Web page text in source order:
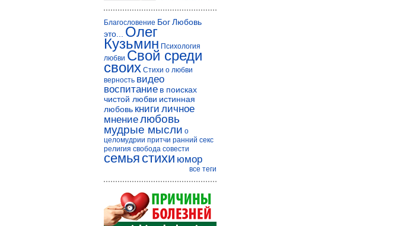
Благословение БогЛюбовь
это...
Олег
Кузьмин Психология
любви Свой среди
своих Стихи о любви
верность видео
воспитание в поисках
чистой любви истинная
любовь книги личное
мнениелюбовь
мудрые мысли о
целомудрии притчи ранний секс
религия свобода совести
семья стихи юмор
все теги